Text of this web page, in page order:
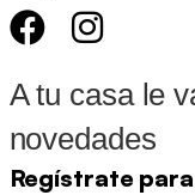
A tu casa le
novedades
Regístrate